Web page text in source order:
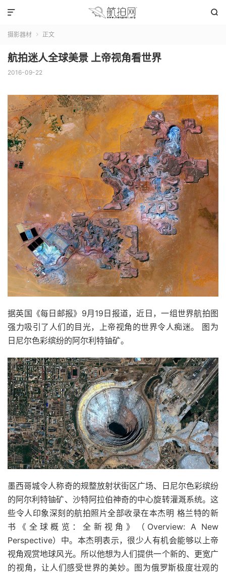


摄影器材  正文
航拍迷人全球美景 上帝视角看世界
2016-09-22
据英国《每日邮报》9月19日报道，近日，一组世界航拍图
强力吸引了人们的目光，上帝视角的世界令人痴迷。 图为
日尼尔色彩缤纷的阿尔利特铀矿。
墨西哥城令人称奇的规整放射状街区广场、日尼尔色彩缤纷
的阿尔利特铀矿、沙特阿拉伯神奇的中心旋转灌溉系统。这
些令人印象深刻的航拍照片全部收录在本杰明 格兰特的新
书《全球概览：全新视角》（Overview: A New
Perspective）中。本杰明表示，很少人有机会能够以上帝
视角观赏地球风光。所以他想为人们提供一个新的、更宽广
的视角，让人们感受世界的美妙。图为俄罗斯极度壮观的